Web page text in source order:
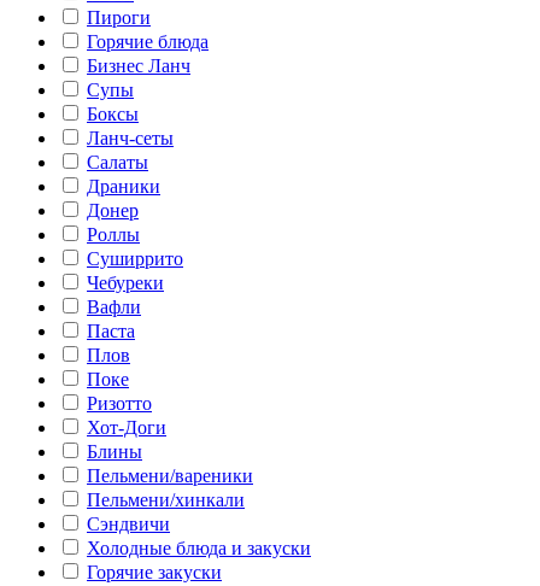
Пироги
Горячие блюда
Бизнес Ланч
Супы
Боксы
Ланч-сеты
Салаты
Драники
Донер
Роллы
Суширрито
Чебуреки
Вафли
Паста
Плов
Поке
Ризотто
Хот-Доги
Блины
Пельмени/вареники
Пельмени/хинкали
Сэндвичи
Холодные блюда и закуски
Горячие закуски